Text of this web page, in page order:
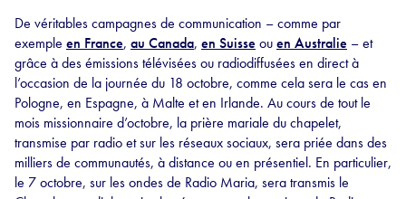
De véritables campagnes de communication – comme par
exemple en France, au Canada, en Suisse ouen Australie – et
grâce à des émissions télévisées ou radiodiffusées en direct à
l’occasion de la journée du 18 octobre, comme cela sera le cas en
Pologne, en Espagne, à Malte et en Irlande. Au cours de tout le
mois missionnaire d’octobre, la prière mariale du chapelet,
transmise par radio et sur les réseaux sociaux, sera priée dans des
milliers de communautés, à distance ou en présentiel. En particulier,
le 7 octobre, sur les ondes de Radio Maria, sera transmis le